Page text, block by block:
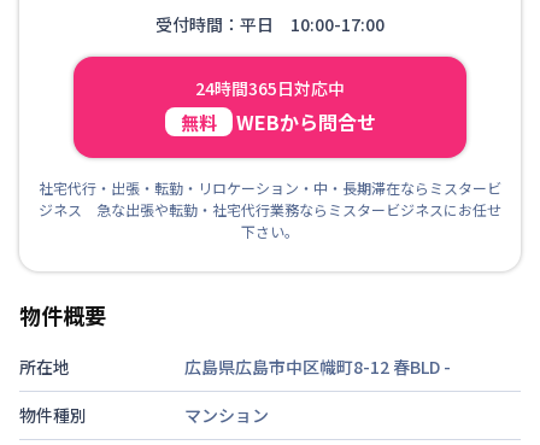
受付時間：平日 10:00-17:00
24時間365日対応中
無料 WEBから問合せ
社宅代行・出張・転勤・リロケーション・中・長期滞在ならミスタービ
ジネス 急な出張や転勤・社宅代行業務ならミスタービジネスにお任せ
下さい。
物件概要
所在地 広島県広島市中区幟町8-12 春BLD -
物件種別
マンション